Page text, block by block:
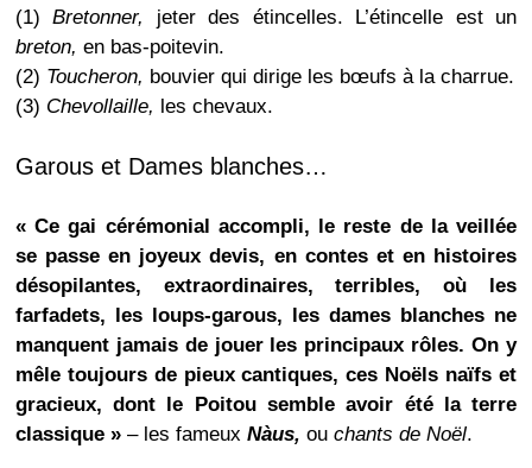
(1)Bretonner,
jeter des étincelles. L’étincelle est un
breton, en bas-poitevin.
(2) Toucheron, bouvier qui dirige les bœufs à la charrue.
(3) Chevollaille, les chevaux.
Garous et Dames blanches…
« Ce gai cérémonial accompli, le reste de la veillée
se passe en joyeux devis, en contes et en histoires
désopilantes, extraordinaires, terribles, où les
farfadets, les loups-garous, les dames blanches ne
manquent jamais de jouer les principaux rôles. On y
mêle toujours de pieux cantiques, ces Noëls naïfs et
gracieux, dont le Poitou semble avoir été la terre
classique » – les fameux Nàus, ou chants de Noël.